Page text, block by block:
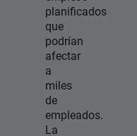
planificados
que
podrían
afectar
a
miles
de
empleados.
La